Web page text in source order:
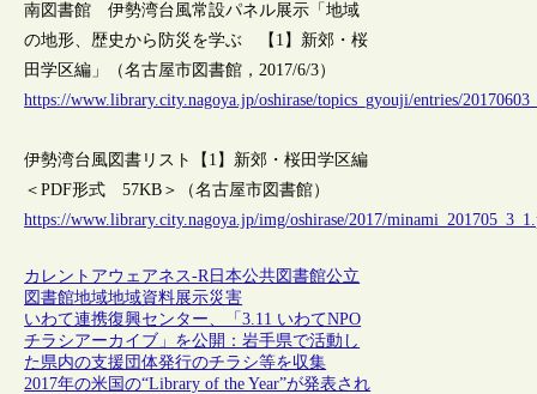
南図書館 伊勢湾台風常設パネル展示「地域
の地形、歴史から防災を学ぶ 【1】新郊・桜
田学区編」（名古屋市図書館，2017/6/3）
https://www.library.city.nagoya.jp/oshirase/topics_gyouji/entries/
伊勢湾台風図書リスト【1】新郊・桜田学区編
＜PDF形式 57KB＞（名古屋市図書館）
https://www.library.city.nagoya.jp/img/oshirase/2017/
カレントアウェアネス-R 日本公共図書館公立
図書館地域地域資料展示災害
いわて連携復興センター、「3.11 いわてNPO
チラシアーカイブ」を公開：岩手県で活動し
た県内の支援団体発行のチラシ等を収集
2017年の米国の“Library of the Year”が発表され